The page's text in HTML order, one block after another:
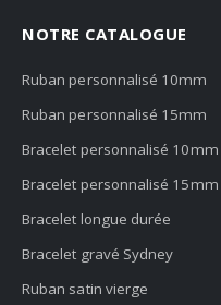
NOTRE CATALOGUE
Ruban personnalisé 10mm
Ruban personnalisé 15mm
Bracelet personnalisé 10mm
Bracelet personnalisé 15mm
Bracelet longue durée
Bracelet gravé Sydney
Ruban satin vierge